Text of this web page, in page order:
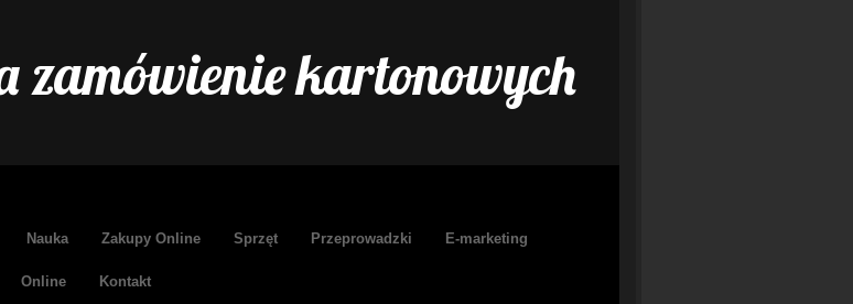
zamówienie kartonowych
Nauka Zakupy Online Sprzęt Przeprowadzki E-marketing
Online Kontakt